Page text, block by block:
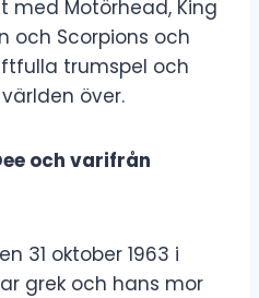
med Motörhead, King
och Scorpions och
trumspel och
över.
och varifrån
31 oktober 1963 i
grek och hans mor